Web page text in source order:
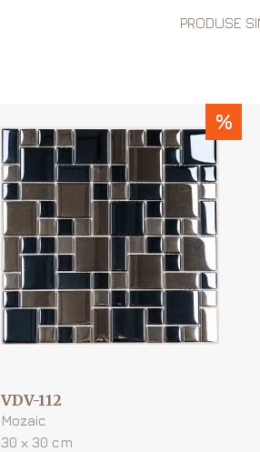
PRODUSE
%
VDV-112
Mozaic
30 х 30 cm